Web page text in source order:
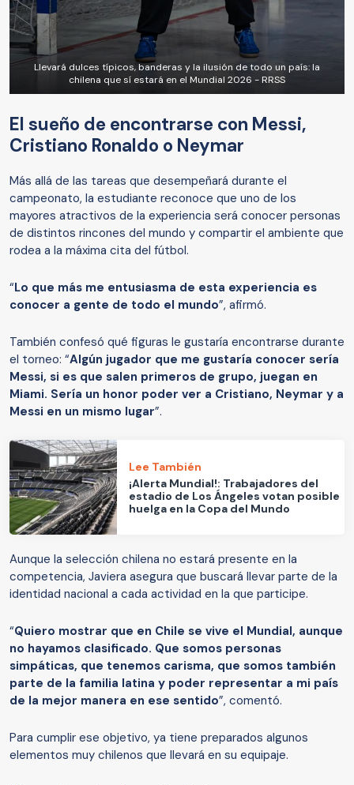
Llevará dulces típicos, banderas y la ilusión de todo un país: la
chilena que sí estará en el Mundial 2026 - RRSS
El sueño de encontrarse con Messi,
Cristiano Ronaldo o Neymar
Más allá de las tareas que desempeñará durante el
campeonato, la estudiante reconoce que uno de los
mayores atractivos de la experiencia será conocer personas
de distintos rincones del mundo y compartir el ambiente que
rodea a la máxima cita del fútbol.
“Lo que más me entusiasma de esta experiencia es
conocer a gente de todo el mundo”, afirmó.
También confesó qué figuras le gustaría encontrarse durante
el torneo: “Algún jugador que me gustaría conocer sería
Messi, si es que salen primeros de grupo, juegan en
Miami. Sería un honor poder ver a Cristiano, Neymar y a
Messi en un mismo lugar”.
Lee También
¡Alerta Mundial!: Trabajadores del
estadio de Los Ángeles votan posible
huelga en la Copa del Mundo
Aunque la selección chilena no estará presente en la
competencia, Javiera asegura que buscará llevar parte de la
identidad nacional a cada actividad en la que participe.
“Quiero mostrar que en Chile se vive el Mundial, aunque
no hayamos clasificado. Que somos personas
simpáticas, que tenemos carisma, que somos también
parte de la familia latina y poder representar a mi país
de la mejor manera en ese sentido”, comentó.
Para cumplir ese objetivo, ya tiene preparados algunos
elementos muy chilenos que llevará en su equipaje.